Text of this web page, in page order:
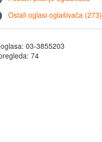
Ostali oglasi oglašivača (273)
03-3855203
74